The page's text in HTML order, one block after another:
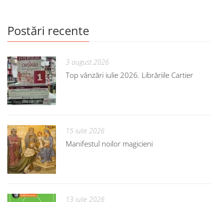
Postări recente
3 august 2026
Top vânzări iulie 2026. Librăriile Cartier
15 iulie 2026
Manifestul noilor magicieni
13 iulie 2026